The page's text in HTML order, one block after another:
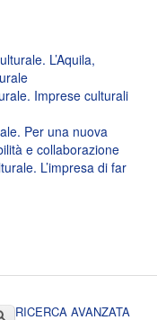
L’Aquila,
Imprese culturali
Per una nuova
e collaborazione
L’impresa di far
RICERCA AVANZATA